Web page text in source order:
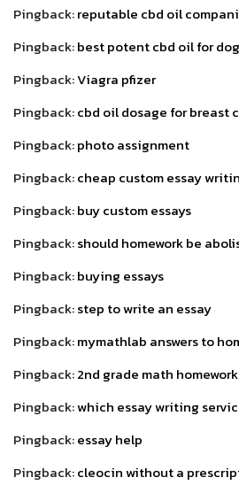
Pingback:reputable cbd oil
Pingback:best potent cbd oil for
Pingback:Viagra pfizer
Pingback:cbd oil dosage for breast
Pingback:photo assignment
Pingback:cheap custom essay
Pingback:buy custom essays
Pingback:should homework be
Pingback:buying essays
Pingback:step to write an essay
Pingback:mymathlab answers to
Pingback:2nd grade math homework
Pingback:which essay writing
Pingback:essay help
Pingback:cleocin without a